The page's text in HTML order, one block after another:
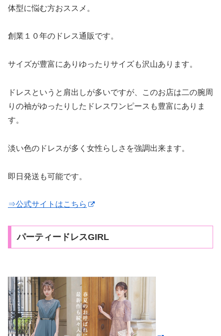
体型に悩む方おススメ。
創業１０年のドレス通販です。
サイズが豊富にありゆったりサイズも沢山あります。
ドレスというと肩出しが多いですが、このお店は二の腕周
りの袖がゆったりしたドレスワンピースも豊富にありま
す。
淡い色のドレスが多く女性らしさを強調出来ます。
即日発送も可能です。
⇒公式サイトはこちら
パーティードレスGIRL